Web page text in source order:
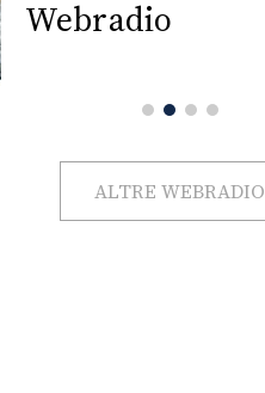
Webradio
ALTRE WEBRADIO